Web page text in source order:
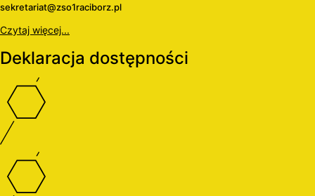
sekretariat@zso1raciborz.pl
Czytaj więcej...
Deklaracja dostępności